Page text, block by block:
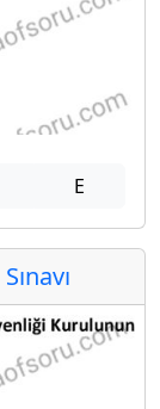
E